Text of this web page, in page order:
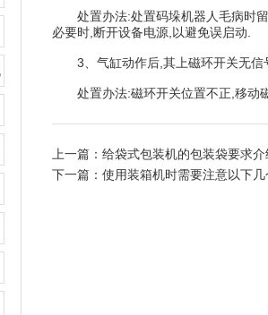
处置办法:处置码垛机器人毛病时留
必要时,断开设备电源,以避免误启动.
3、气缸动作后,其上磁环开关无信
处置办法:磁环开关位置不正,移动磁
上一篇： 给袋式包装机的包装袋要求介
下一篇： 使用装箱机时需要注意以下几